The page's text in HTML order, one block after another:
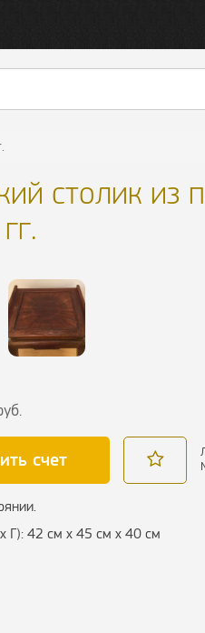
столик из
счет
Г): 42 см х 45 см х 40 см